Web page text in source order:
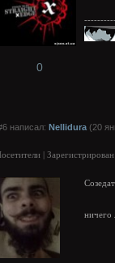
0
написал: Nellidura (20
|
ничего